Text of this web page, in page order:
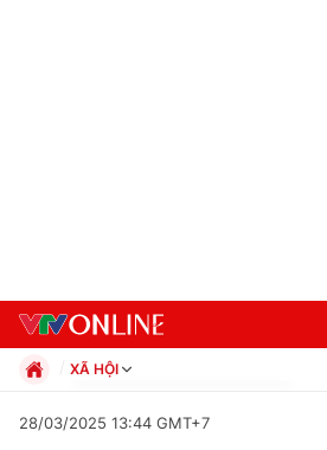
XÃ HỘI
Xã hội
28/03/2025 13:44 GMT+7